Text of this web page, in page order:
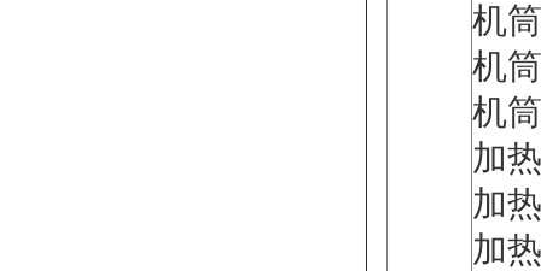
机
机
机
加
加
加